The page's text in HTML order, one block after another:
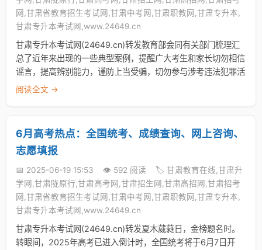
网,甘肃省教育招生考试网,甘肃中考网,甘肃职教网,甘肃专升本,
甘肃专升本考试网,www.24649.cn
甘肃专升本考试网(24649.cn)转发教育部会同有关部门梳理汇
总了近年来出现的一些典型案例，提醒广大考生和家长切勿相信
谣言，提高辨别能力，谨防上当受骗，切勿参与涉考违法犯罪活
阅读全文 →
6月高考热点：全国统考、成绩查询、网上咨询、
志愿填报
📅 2025-06-19 15:53 👁️ 592 阅读
🏷️ 甘肃教育在线,甘肃升
学网,甘肃陇原行,甘肃高考网,甘肃招生网,甘肃高招网,甘肃招考
网,甘肃省教育招生考试网,甘肃中考网,甘肃职教网,甘肃专升本,
甘肃专升本考试网,www.24649.cn
甘肃专升本考试网(24649.cn)转发夏木葳蕤日，金榜题名时。
转眼间，2025年高考已进入倒计时，全国统考将于6月7日开